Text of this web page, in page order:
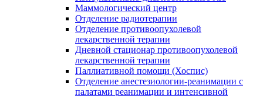
Маммологический центр
Отделение радиотерапии
Отделение противоопухолевой
лекарственной терапии
Дневной стационар противоопухолевой
лекарственной терапии
Паллиативной помощи (Хоспис)
Отделение анестезиологии-реанимации с
палатами реанимации и интенсивной